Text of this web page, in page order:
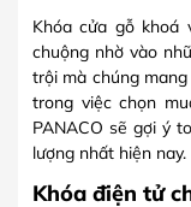
Khóa cửa gỗ khoá
chuộng nhờ vào
trội mà chúng
trong việc chọn
PANACO sẽ gợi ý
lượng nhất hiện nay.
Khóa điện tử